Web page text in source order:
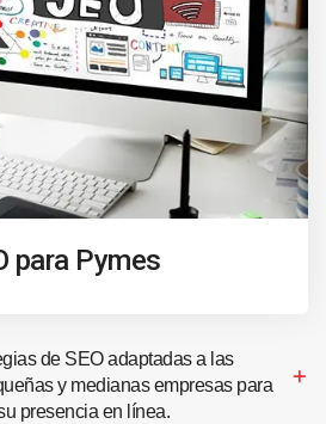
para Pymes
de SEO adaptadas a las
y medianas empresas para
presencia en línea.